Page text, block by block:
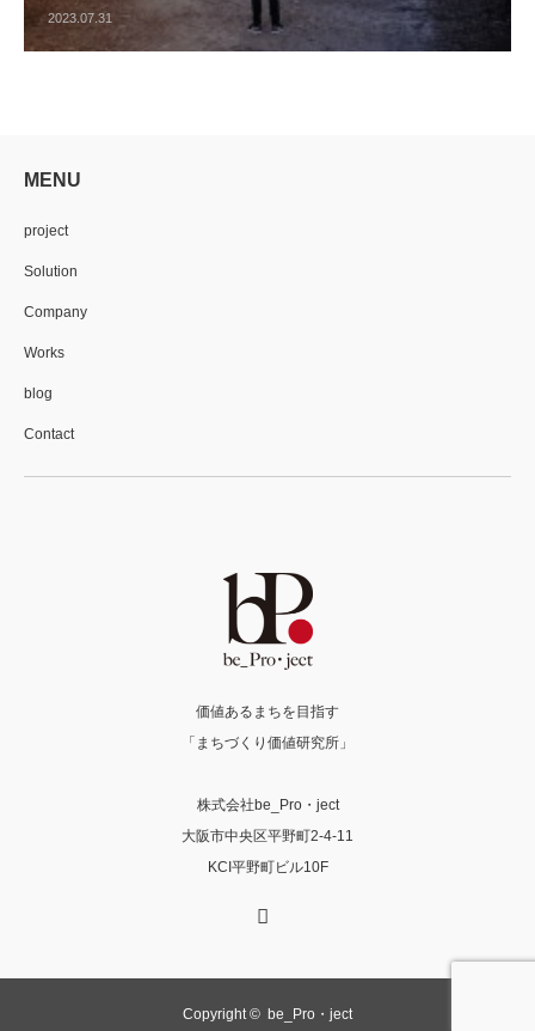
2023.07.31
MENU
project
Solution
Company
Works
blog
Contact
価値あるまちを目指す
「まちづくり価値研究所」
株式会社be_Pro・ject
大阪市中央区平野町2-4-11
KCI平野町ビル10F
Copyright © be_Pro・ject